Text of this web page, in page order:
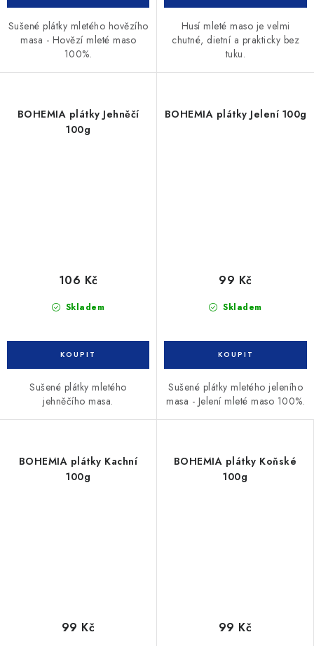
Sušené plátky mletého hovězího
masa - Hovězí mleté maso
100%.
Husí mleté maso je velmi
chutné, dietní a prakticky bez
tuku.
BOHEMIA plátky Jehněčí
100g
Skladem
106 Kč
Sušené plátky mletého
jehněčího masa.
BOHEMIA plátky Jelení 100g
Skladem
99 Kč
Sušené plátky mletého jeleního
masa - Jelení mleté maso 100%.
BOHEMIA plátky Kachní
100g
99 Kč
BOHEMIA plátky Koňské
100g
99 Kč